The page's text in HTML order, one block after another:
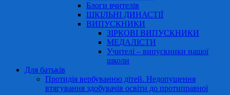
Блоги вчителів
ШКІЛЬНІ ДИНАСТІЇ
ВИПУСКНИКИ
ЗІРКОВІ ВИПУСКНИКИ
МЕДАЛІСТИ
Учителі – випускники нашої
школи
Для батьків
Протидія вербуванню дітей. Недопущення
втягування здобувачів освіти до протиправної